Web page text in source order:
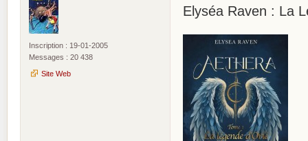
Inscription : 19-01-2005
Messages : 20 438
Site Web
Elyséa Raven : La